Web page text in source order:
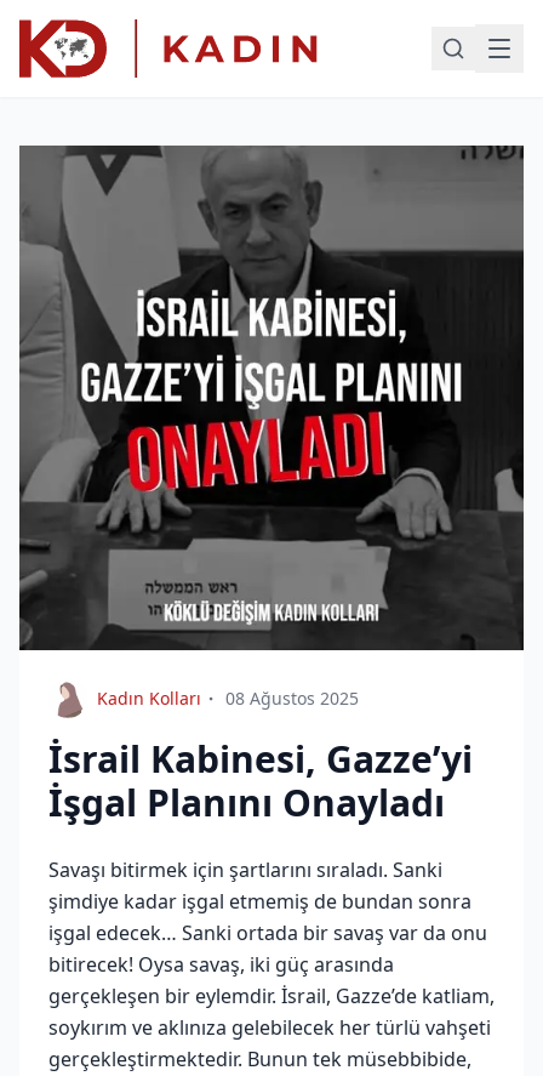
Kadın Kolları 08 Ağustos 2025
İsrail Kabinesi, Gazze’yi
İşgal Planını Onayladı
Savaşı bitirmek için şartlarını sıraladı. Sanki
şimdiye kadar işgal etmemiş de bundan sonra
işgal edecek… Sanki ortada bir savaş var da onu
bitirecek! Oysa savaş, iki güç arasında
gerçekleşen bir eylemdir. İsrail, Gazze’de katliam,
soykırım ve aklınıza gelebilecek her türlü vahşeti
gerçekleştirmektedir. Bunun tek müsebbibide,